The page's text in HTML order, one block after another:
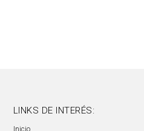
LINKS DE INTERÉS:
Inicio